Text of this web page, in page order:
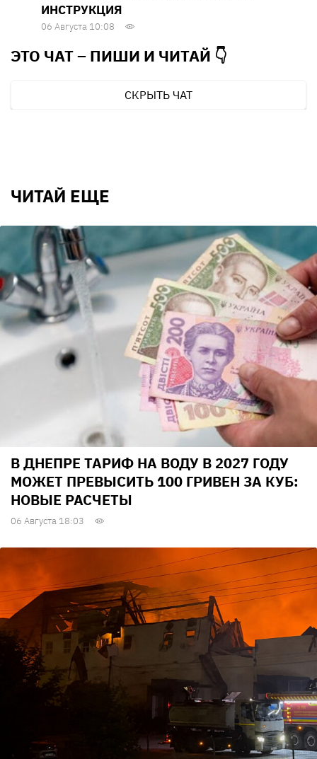
ИНСТРУКЦИЯ
06 Августа 10:08
ЭТО ЧАТ – ПИШИ И ЧИТАЙ 👇
СКРЫТЬ ЧАТ
ЧИТАЙ ЕЩЕ
В ДНЕПРЕ ТАРИФ НА ВОДУ В 2027 ГОДУ
МОЖЕТ ПРЕВЫСИТЬ 100 ГРИВЕН ЗА КУБ:
НОВЫЕ РАСЧЕТЫ
06 Августа 18:03